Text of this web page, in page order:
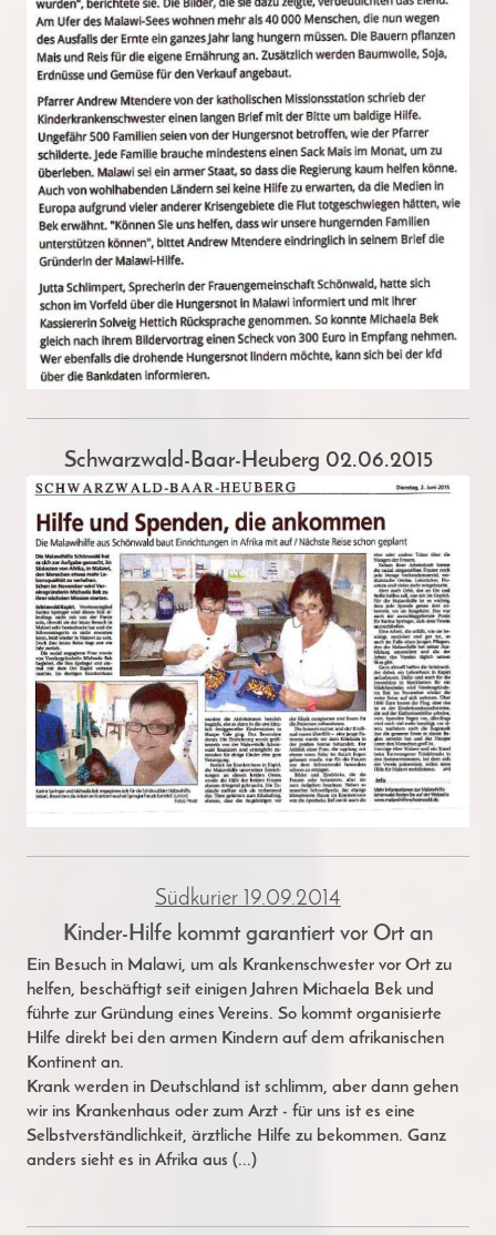
Schwarzwald-Baar-Heuberg 02.06.2015
Südkurier 19.09.2014
Kinder-Hilfe kommt garantiert vor Ort an
Ein Besuch in Malawi, um als Krankenschwester vor Ort zu
helfen, beschäftigt seit einigen Jahren Michaela Bek und
führte zur Gründung eines Vereins. So kommt organisierte
Hilfe direkt bei den armen Kindern auf dem afrikanischen
Kontinent an.
Krank werden in Deutschland ist schlimm, aber dann gehen
wir ins Krankenhaus oder zum Arzt - für uns ist es eine
Selbstverständlichkeit, ärztliche Hilfe zu bekommen. Ganz
anders sieht es in Afrika aus (...)